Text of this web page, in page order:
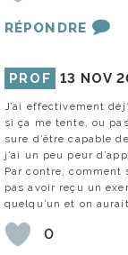
RÉPONDRE
PROF 13 NOV
J’ai effectivement
si ça me tente, ou
sure d’être capable
j’ai un peu peur
Par contre,
pas avoir reçu un
quelqu’un et on
0